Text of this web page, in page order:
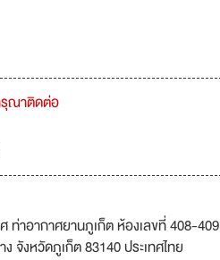
รุณาติดต่อ
ท่าอากาศยานภูเก็ต ห้องเลขที่ 408-
จังหวัดภูเก็ต 83140 ประเทศไทย